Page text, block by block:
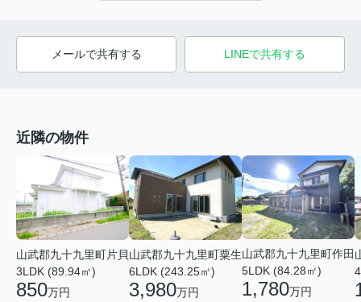
メールで共有する LINEで共有する
近隣の物件
山武郡九十九里町片貝
3LDK (89.94㎡)
850万円
山武郡九十九里町粟生
6LDK (243.25㎡)
3,980万円
山武郡九十九里町作田
5LDK (84.28㎡)
1,780万円